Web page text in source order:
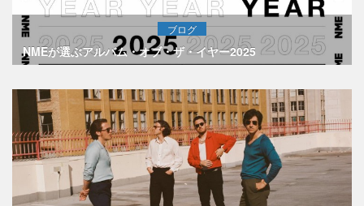
ブログ
NMEが選ぶアルバム・オブ・ザ・イヤー2025